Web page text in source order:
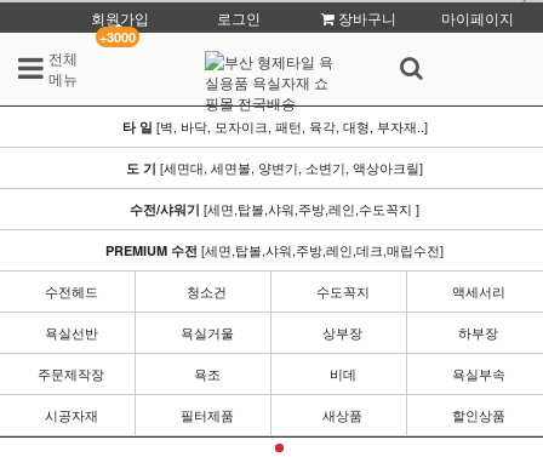
회원가입
+3000
로그인 장바구니
마이페이지
전체
메뉴
타 일 [벽, 바닥, 모자이크, 패턴, 육각, 대형, 부자재..]
도 기 [세면대, 세면볼, 양변기, 소변기, 액상아크릴]
수전/샤워기 [세면,탑볼,샤워,주방,레인,수도꼭지 ]
PREMIUM 수전 [세면,탑볼,샤워,주방,레인,데크,매립수전]
수전헤드 청소건 수도꼭지 액세서리
욕실선반 욕실거울 상부장 하부장
주문제작장 욕조 비데 욕실부속
시공자재 필터제품 새상품 할인상품